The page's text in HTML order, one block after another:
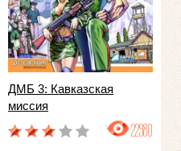
ДМБ 3: Кавказская
миссия
22980